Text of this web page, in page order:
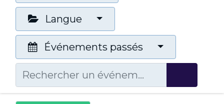
Langue
Événements passés